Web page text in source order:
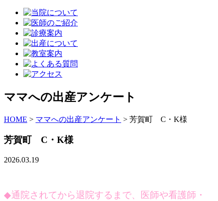
ママへの出産アンケート
HOME > ママへの出産アンケート > 芳賀町 C・K様
芳賀町 C・K様
2026.03.19
◆通院されてから退院するまで、医師や看護師・